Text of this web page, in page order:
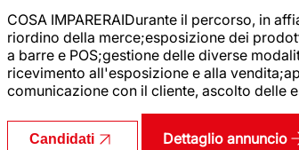
COSA IMPARERAIDurante il percorso, in
riordino della merce;esposizione dei
a barre e POS;gestione delle diverse
ricevimento all'esposizione e alla
comunicazione con il cliente, ascolto delle
Candidati Dettaglio annuncio